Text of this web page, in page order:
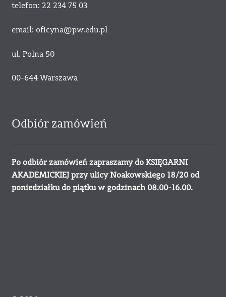
telefon: 22 234 75 03
email: oficyna@pw.edu.pl
ul. Polna 50
00-644 Warszawa
Odbiór zamówień
Po odbiór zamówień zapraszamy do KSIĘGARNI
AKADEMICKIEJ przy ulicy Noakowskiego 18/20 od
poniedziałku do piątku w godzinach 08.00-16.00.